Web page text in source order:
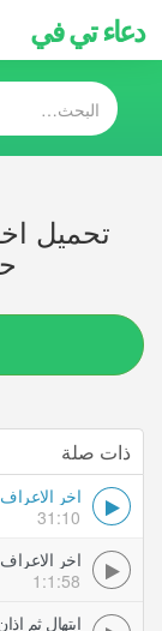
دعاء تي في
تحميل
ذات صلة
اخر
31:10
اخر
1:1:58